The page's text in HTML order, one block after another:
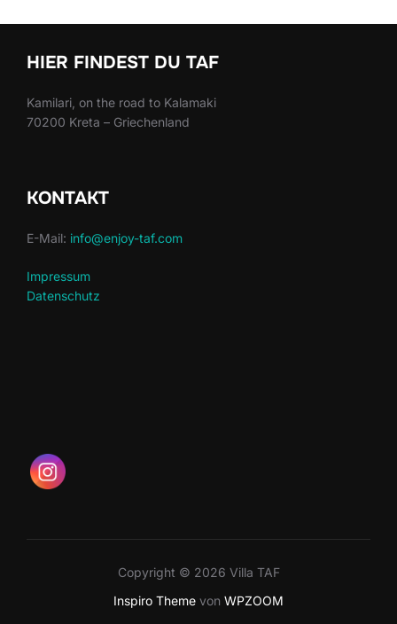
HIER FINDEST DU TAF
Kamilari, on the road to Kalamaki
70200 Kreta – Griechenland
KONTAKT
E-Mail: info@enjoy-taf.com
Impressum
Datenschutz
Copyright © 2026 Villa TAF
Inspiro Theme von WPZOOM